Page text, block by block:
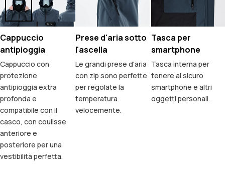
Cappuccio
antipioggia
Cappuccio con
protezione
antipioggia extra
profonda e
compatibile con il
casco, con coulisse
anteriore e
posteriore per una
vestibilità perfetta.
Prese d'aria sotto
l'ascella
Le grandi prese d'aria
con zip sono perfette
per regolate la
temperatura
velocemente.
Tasca per
smartphone
Tasca interna per
tenere al sicuro
smartphone e altri
oggetti personali.